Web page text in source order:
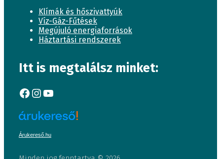
Klímák és hőszivattyúk
Víz-Gáz-Fűtések
Megújuló energiaforrások
Háztartási rendszerek
Itt is megtalálsz minket:
Facebook
Instagram
YouTube
Árukereső.hu